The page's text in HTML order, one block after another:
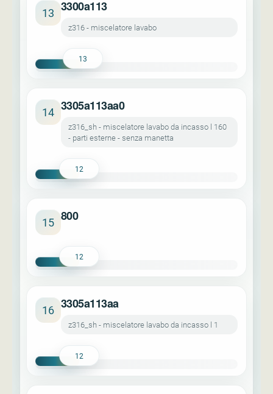
13 3300a113
z316 - miscelatore lavabo
13
14 3305a113aa0
z316_sh - miscelatore lavabo da incasso l 160
- parti esterne - senza manetta
12
15 800
12
16 3305a113aa
z316_sh - miscelatore lavabo da incasso l 1
12